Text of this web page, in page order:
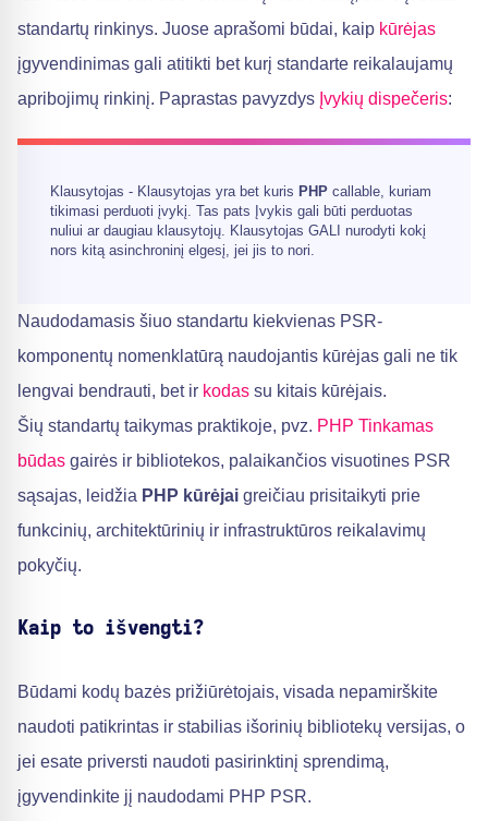
standartų rinkinys. Juose aprašomi būdai, kaip kūrėjas
įgyvendinimas gali atitikti bet kurį standarte reikalaujamų
apribojimų rinkinį. Paprastas pavyzdys Įvykių dispečeris:
Klausytojas - Klausytojas yra bet kuris PHP callable, kuriam
tikimasi perduoti įvykį. Tas pats Įvykis gali būti perduotas
nuliui ar daugiau klausytojų. Klausytojas GALI nurodyti kokį
nors kitą asinchroninį elgesį, jei jis to nori.
Naudodamasis šiuo standartu kiekvienas PSR-
komponentų nomenklatūrą naudojantis kūrėjas gali ne tik
lengvai bendrauti, bet ir kodas su kitais kūrėjais.
Šių standartų taikymas praktikoje, pvz. PHP Tinkamas
būdas gairės ir bibliotekos, palaikančios visuotines PSR
sąsajas, leidžia PHP kūrėjai greičiau prisitaikyti prie
funkcinių, architektūrinių ir infrastruktūros reikalavimų
pokyčių.
Kaip to išvengti?
Būdami kodų bazės prižiūrėtojais, visada nepamirškite
naudoti patikrintas ir stabilias išorinių bibliotekų versijas, o
jei esate priversti naudoti pasirinktinį sprendimą,
įgyvendinkite jį naudodami PHP PSR.